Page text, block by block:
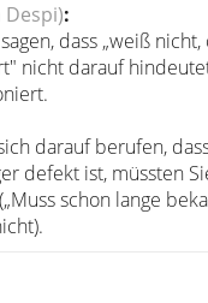
Despi):
dass „weiß nicht,
nicht darauf
darauf berufen,
defekt ist, müssten
schon lange